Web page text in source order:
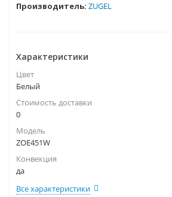
Производитель: ZUGEL
Характеристики
Цвет
Белый
Стоимость доставки
0
Модель
ZOE451W
Конвекция
да
Все характеристики